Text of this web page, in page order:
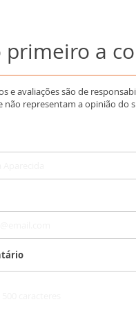
primeiro a
e avaliações são de
não representam a opinião do